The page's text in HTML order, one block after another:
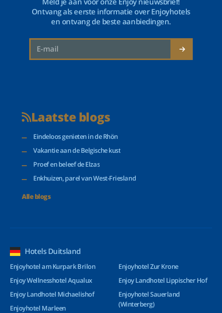
Ontvang als eerste informatie over Enjoyhotels
en ontvang de beste aanbiedingen.
Laatste blogs
Eindeloos genieten in de Rhön
Vakantie aan de Belgische kust
Proef en beleef de Elzas
Enkhuizen, parel van West-Friesland
Alle blogs
Hotels Duitsland
Enjoyhotel am Kurpark Brilon
Enjoy Wellnesshotel Aqualux
Enjoy Landhotel Michaelishof
Enjoyhotel Marleen
Enjoyhotel Zur Krone
Enjoy Landhotel Lippischer Hof
Enjoyhotel Sauerland
(Winterberg)